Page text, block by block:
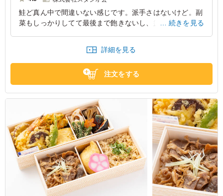
鮭ど真ん中で間違いない感じです。派手さはないけど。副
菜もしっかりしてて最後まで飽きないし、疲れてる現場ほ
東京都中央区日本橋茅場町2026/03/30
続きを見る
詳細を見る
注文をする